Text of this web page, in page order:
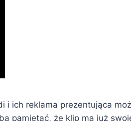
ich reklama prezentująca
pamiętać, że klip ma już